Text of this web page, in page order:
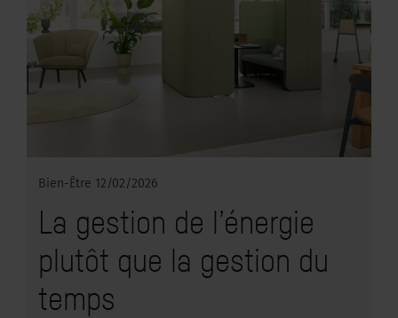
Bien-Être 12/02/2026
La gestion de l’énergie
plutôt que la gestion du
temps